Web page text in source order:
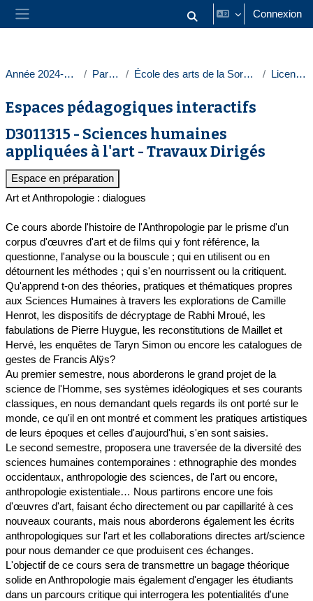
Passer au contenu principal
Panneau latéral Activer/désactiver la saisie
Connexion
Année 2024-2025 Paris 1 École des arts de la Sorbonne Licences
Espaces pédagogiques interactifs
D3011315 - Sciences humaines
appliquées à l'art - Travaux Dirigés
Espace en préparation
Art et Anthropologie : dialogues
Ce cours aborde l'histoire de l'Anthropologie par le prisme d'un
corpus d'œuvres d'art et de ﬁlms qui y font référence, la
questionne, l'analyse ou la bouscule ; qui en utilisent ou en
détournent les méthodes ; qui s'en nourrissent ou la critiquent.
Qu'apprend t-on des théories, pratiques et thématiques propres
aux Sciences Humaines à travers les explorations de Camille
Henrot, les dispositifs de décryptage de Rabhi Mroué, les
fabulations de Pierre Huygue, les reconstitutions de Maillet et
Hervé, les enquêtes de Taryn Simon ou encore les catalogues de
gestes de Francis Alÿs?
Au premier semestre, nous aborderons le grand projet de la
science de l'Homme, ses systèmes idéologiques et ses courants
classiques, en nous demandant quels regards ils ont porté sur le
monde, ce qu'il en ont montré et comment les pratiques artistiques
de leurs époques et celles d'aujourd'hui, s'en sont saisies.
Le second semestre, proposera une traversée de la diversité des
sciences humaines contemporaines : ethnographie des mondes
occidentaux, anthropologie des sciences, de l'art ou encore,
anthropologie existentiale… Nous partirons encore une fois
d'œuvres d'art, faisant écho directement ou par capillarité à ces
nouveaux courants, mais nous aborderons également les écrits
anthropologiques sur l'art et les collaborations directes art/science
pour nous demander ce que produisent ces échanges.
L'objectif de ce cours sera de transmettre un bagage théorique
solide en Anthropologie mais également d'engager les étudiants
dans un parcours critique qui interrogera les potentialités d'une